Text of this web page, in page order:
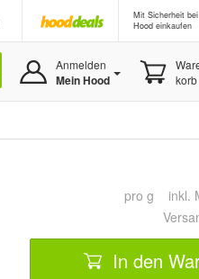
Mit Sicherheit bei
Hood einkaufen
Anmelden
Mein Hood
korb
pro g inkl.
In den